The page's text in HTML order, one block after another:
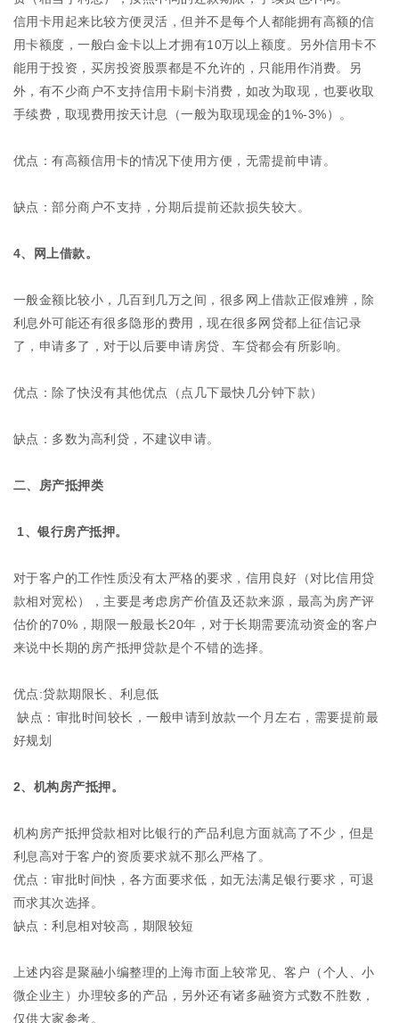
信用卡用起来比较方便灵活，但并不是每个人都能拥有高额的信
用卡额度，一般白金卡以上才拥有10万以上额度。另外信用卡不
能用于投资，买房投资股票都是不允许的，只能用作消费。另
外，有不少商户不支持信用卡刷卡消费，如改为取现，也要收取
手续费，取现费用按天计息（一般为取现现金的1%-3%）。
优点：有高额信用卡的情况下使用方便，无需提前申请。
缺点：部分商户不支持，分期后提前还款损失较大。
4、网上借款。
一般金额比较小，几百到几万之间，很多网上借款正假难辨，除
利息外可能还有很多隐形的费用，现在很多网贷都上征信记录
了，申请多了，对于以后要申请房贷、车贷都会有所影响。
优点：除了快没有其他优点（点几下最快几分钟下款）
缺点：多数为高利贷，不建议申请。
二、房产抵押类
1、银行房产抵押。
对于客户的工作性质没有太严格的要求，信用良好（对比信用贷
款相对宽松），主要是考虑房产价值及还款来源，最高为房产评
估价的70%，期限一般最长20年，对于长期需要流动资金的客户
来说中长期的房产抵押贷款是个不错的选择。
优点:贷款期限长、利息低
缺点：审批时间较长，一般申请到放款一个月左右，需要提前最
好规划
2、机构房产抵押。
机构房产抵押贷款相对比银行的产品利息方面就高了不少，但是
利息高对于客户的资质要求就不那么严格了。
优点：审批时间快，各方面要求低，如无法满足银行要求，可退
而求其次选择。
缺点：利息相对较高，期限较短
上述内容是聚融小编整理的上海市面上较常见、客户（个人、小
微企业主）办理较多的产品，另外还有诸多融资方式数不胜数，
仅供大家参考。